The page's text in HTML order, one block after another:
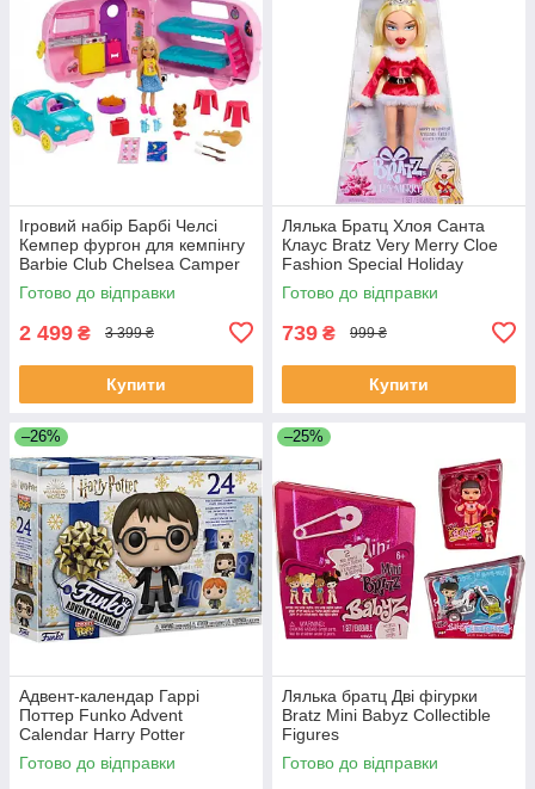
Ігровий набір Барбі Челсі
Кемпер фургон для кемпінгу
Barbie Club Chelsea Camper
Готово до відправки
2 499 ₴ 3 399 ₴
Купити
Лялька Братц Хлоя Санта
Клаус Bratz Very Merry Cloe
Fashion Special Holiday
Готово до відправки
739 ₴ 999 ₴
Купити
–26%
Адвент-календар Гаррі
Поттер Funko Advent
Calendar Harry Potter
Готово до відправки
–25%
Лялька братц Дві фігурки
Bratz Mini Babyz Collectible
Figures
Готово до відправки